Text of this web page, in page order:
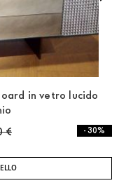
in vetro lucido
€ - 30%